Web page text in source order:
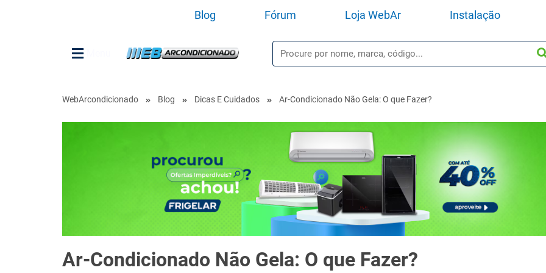
Blog Fórum Loja WebAr Instalação
WebArcondicionado Blog Dicas E Cuidados Ar-Condicionado Não Gela: O que Fazer?
Ar-Condicionado Não Gela: O que Fazer?